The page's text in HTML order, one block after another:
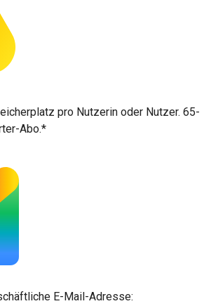
pro Nutzerin oder Nutzer. 65-
Abo.*
E-Mail-Adresse: